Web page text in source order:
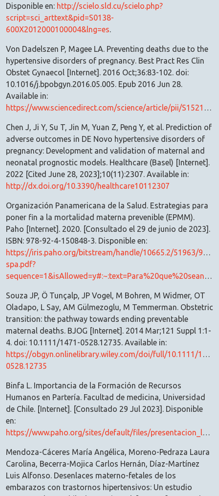
Disponible en: http://scielo.sld.cu/scielo.php?
script=sci_arttext&pid=S0138-
600X2012000100004&lng=es.
Von Dadelszen P, Magee LA. Preventing deaths due to the
hypertensive disorders of pregnancy. Best Pract Res Clin
Obstet Gynaecol [Internet]. 2016 Oct;36:83-102. doi:
10.1016/j.bpobgyn.2016.05.005. Epub 2016 Jun 28.
Available in:
https://www.sciencedirect.com/science/article/pii/S1521693416300311
Chen J, Ji Y, Su T, Jin M, Yuan Z, Peng Y, et al. Prediction of
adverse outcomes in DE Novo hypertensive disorders of
pregnancy: Development and validation of maternal and
neonatal prognostic models. Healthcare (Basel) [Internet].
2022 [Cited June 28, 2023];10(11):2307. Available in:
http://dx.doi.org/10.3390/healthcare10112307
Organización Panamericana de la Salud. Estrategias para
poner fin a la mortalidad materna prevenible (EPMM).
Paho [Internet]. 2020. [Consultado el 29 de junio de 2023].
ISBN: 978-92-4-150848-3. Disponible en:
https://iris.paho.org/bitstream/handle/10665.2/51963/
spa.pdf?
sequence=1&isAllowed=y#:~:text=Para%20que%20sean%20eficaces%2C%20los,transici%C3%B3n%20obst%C3%A9trica%E2%80%9D%20(3)
Souza JP, Ö Tunçalp, JP Vogel, M Bohren, M Widmer, OT
Oladapo, L Say, AM Gülmezoglu, M Temmerman. Obstetric
transition: the pathway towards ending preventable
maternal deaths. BJOG [Internet]. 2014 Mar;121 Suppl 1:1-
4. doi: 10.1111/1471-0528.12735. Available in:
https://obgyn.onlinelibrary.wiley.com/doi/full/10.1111/1471-
0528.12735
Binfa L. Importancia de la Formación de Recursos
Humanos en Partería. Facultad de medicina, Universidad
de Chile. [Internet]. [Consultado 29 Jul 2023]. Disponible
en:
https://www.paho.org/sites/default/files/presentacion_lorena_binfa_0.pdf
Mendoza-Cáceres María Angélica, Moreno-Pedraza Laura
Carolina, Becerra-Mojica Carlos Hernán, Díaz-Martínez
Luis Alfonso. Desenlaces materno-fetales de los
embarazos con trastornos hipertensivos: Un estudio